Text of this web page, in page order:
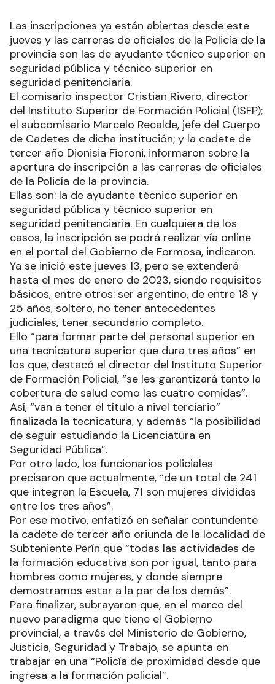
Las inscripciones ya están abiertas desde este
jueves y las carreras de oficiales de la Policía de la
provincia son las de ayudante técnico superior en
seguridad pública y técnico superior en
seguridad penitenciaria.
El comisario inspector Cristian Rivero, director
del Instituto Superior de Formación Policial (ISFP);
el subcomisario Marcelo Recalde, jefe del Cuerpo
de Cadetes de dicha institución; y la cadete de
tercer año Dionisia Fioroni, informaron sobre la
apertura de inscripción a las carreras de oficiales
de la Policía de la provincia.
Ellas son: la de ayudante técnico superior en
seguridad pública y técnico superior en
seguridad penitenciaria. En cualquiera de los
casos, la inscripción se podrá realizar vía online
en el portal del Gobierno de Formosa, indicaron.
Ya se inició este jueves 13, pero se extenderá
hasta el mes de enero de 2023, siendo requisitos
básicos, entre otros: ser argentino, de entre 18 y
25 años, soltero, no tener antecedentes
judiciales, tener secundario completo.
Ello “para formar parte del personal superior en
una tecnicatura superior que dura tres años” en
los que, destacó el director del Instituto Superior
de Formación Policial, “se les garantizará tanto la
cobertura de salud como las cuatro comidas”.
Así, “van a tener el título a nivel terciario”
finalizada la tecnicatura, y además “la posibilidad
de seguir estudiando la Licenciatura en
Seguridad Pública”.
Por otro lado, los funcionarios policiales
precisaron que actualmente, “de un total de 241
que integran la Escuela, 71 son mujeres divididas
entre los tres años”.
Por ese motivo, enfatizó en señalar contundente
la cadete de tercer año oriunda de la localidad de
Subteniente Perín que “todas las actividades de
la formación educativa son por igual, tanto para
hombres como mujeres, y donde siempre
demostramos estar a la par de los demás”.
Para finalizar, subrayaron que, en el marco del
nuevo paradigma que tiene el Gobierno
provincial, a través del Ministerio de Gobierno,
Justicia, Seguridad y Trabajo, se apunta en
trabajar en una “Policía de proximidad desde que
ingresa a la formación policial”.